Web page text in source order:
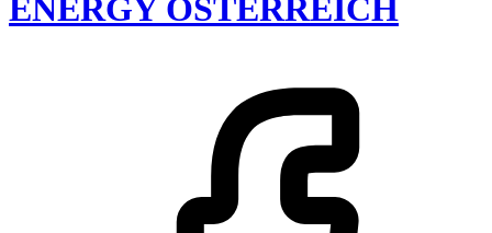
ENERGY ÖSTERREICH